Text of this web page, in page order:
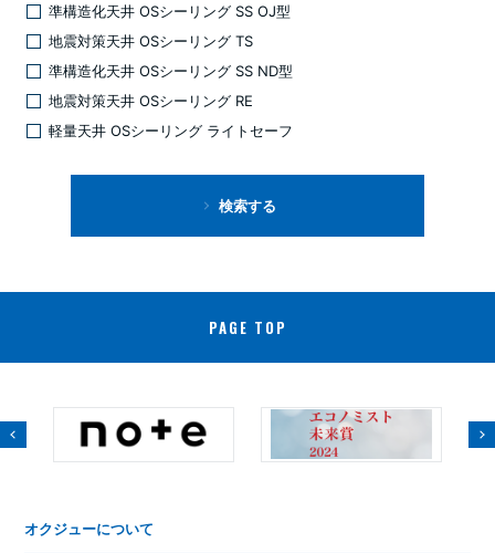
準構造化天井 OSシーリング SS OJ型
地震対策天井 OSシーリング TS
準構造化天井 OSシーリング SS ND型
地震対策天井 OSシーリング RE
軽量天井 OSシーリング ライトセーフ
検索する
PAGE TOP
オクジューについて